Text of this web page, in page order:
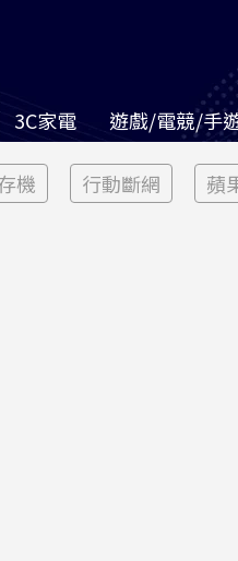
3C家電 遊戲/電競/手
機 行動斷網 蘋